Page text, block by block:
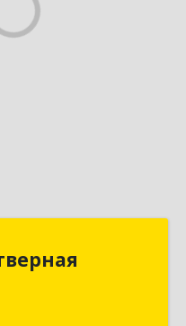
Софтверная
Компания
обл, Ростов-на-